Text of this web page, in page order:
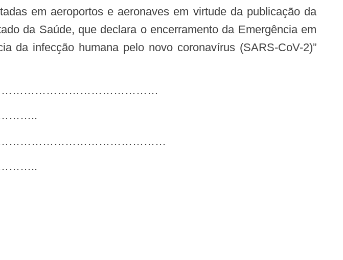
da Saúde, que declara o encerramento da Emergência em
da infecção humana pelo novo coronavírus (SARS-CoV-2)”